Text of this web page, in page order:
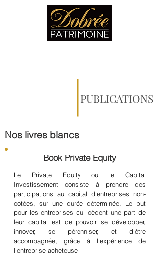
PUBLICATIONS
Nos livres blancs
Book Private Equity
Le Private Equity ou le Capital
Investissement consiste à prendre des
participations au capital d’entreprises non-
cotées, sur une durée déterminée. Le but
pour les entreprises qui cèdent une part de
leur capital est de pouvoir se développer,
innover, se pérenniser, et d’être
accompagnée, grâce à l’expérience de
l’entreprise acheteuse